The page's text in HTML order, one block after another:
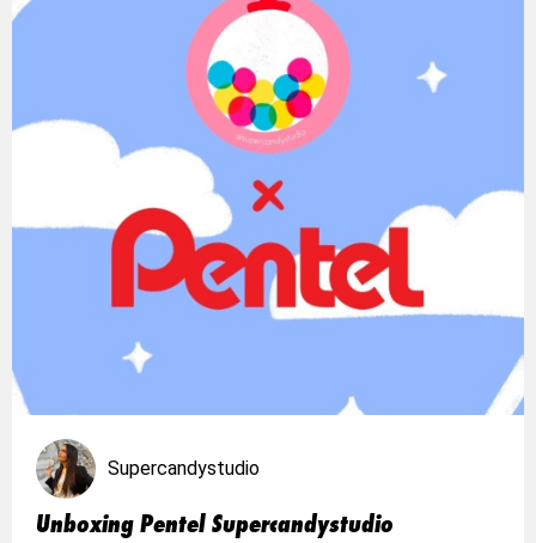
Supercandystudio
Unboxing Pentel Supercandystudio